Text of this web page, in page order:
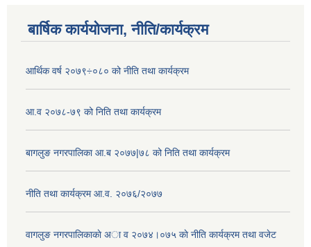
बार्षिक कार्ययोजना, नीति/कार्यक्रम
आर्थिक वर्ष २०७९÷०८० को नीति तथा कार्यक्रम
आ.व २०७८-७९ को निति तथा कार्यक्रम
बागलुङ नगरपालिका आ.ब २०७७|७८ को निति तथा कार्यक्रम
नीति तथा कार्यक्रम आ.व. २०७६/२०७७
वागलुङ नगरपालिकाकाे अा‍ व २०७४।०७५ काे नीति कार्यक्रम तथा वजेट